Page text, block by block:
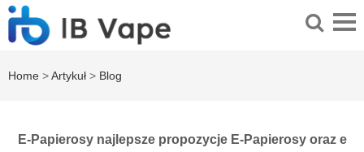
Home >Artykuł > Blog
E-Papierosy najlepsze propozycje E-Papierosy oraz e